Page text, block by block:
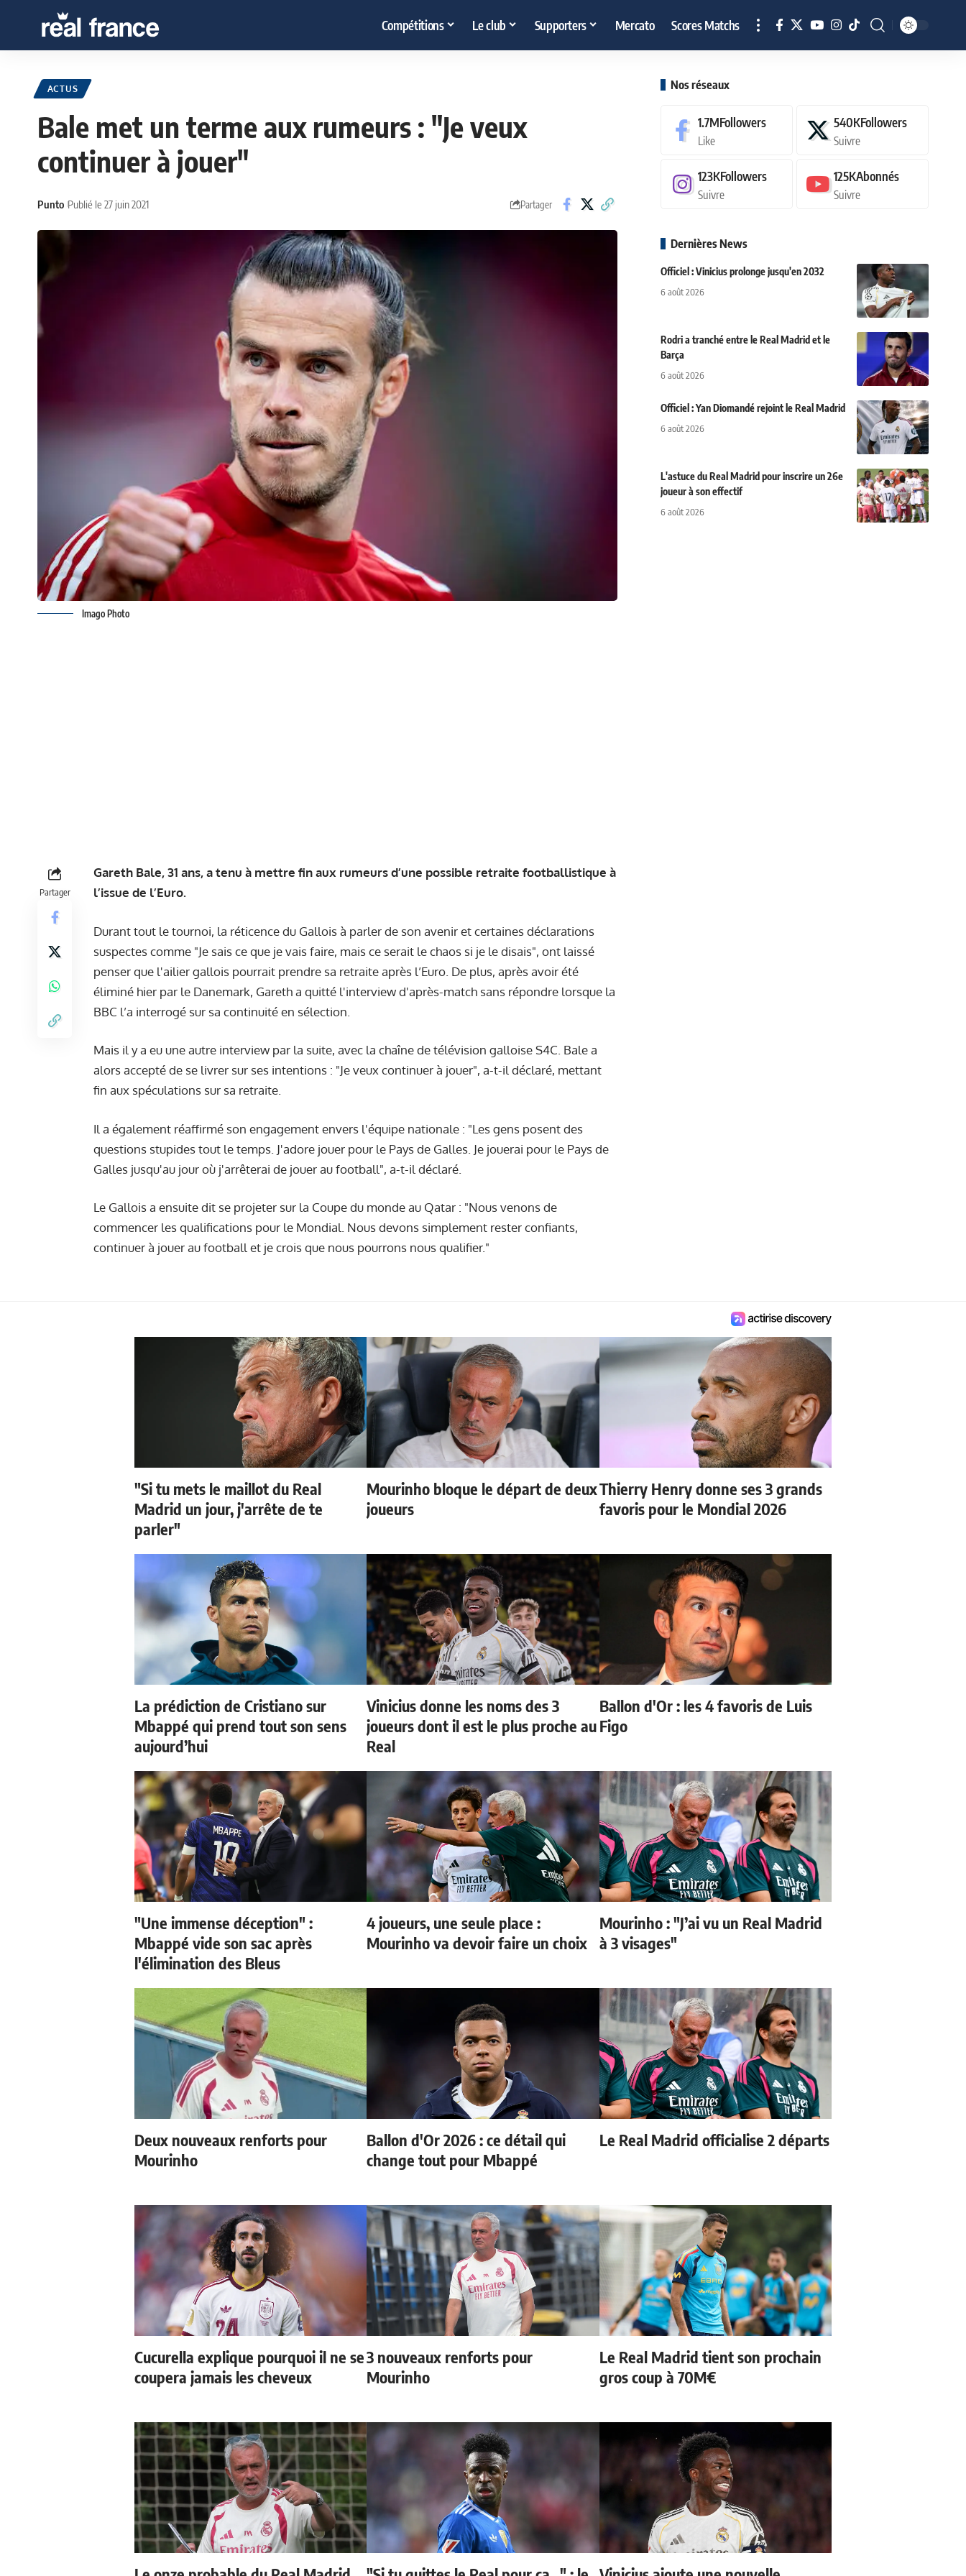
Compétitions Le club Supporters Mercato Scores Matchs
ACTUS
Bale met un terme aux rumeurs : "Je veux
continuer à jouer"
Punto Publié le 27 juin 2021 Partager
Imago Photo
Partager
Gareth Bale, 31 ans, a tenu à mettre fin aux rumeurs d’une possible retraite footballistique à
l’issue de l’Euro.
Durant tout le tournoi, la réticence du Gallois à parler de son avenir et certaines déclarations
suspectes comme "Je sais ce que je vais faire, mais ce serait le chaos si je le disais", ont laissé
penser que l'ailier gallois pourrait prendre sa retraite après l’Euro. De plus, après avoir été
éliminé hier par le Danemark, Gareth a quitté l'interview d'après-match sans répondre lorsque la
BBC l’a interrogé sur sa continuité en sélection.
Mais il y a eu une autre interview par la suite, avec la chaîne de télévision galloise S4C. Bale a
alors accepté de se livrer sur ses intentions : "Je veux continuer à jouer", a-t-il déclaré, mettant
fin aux spéculations sur sa retraite.
Il a également réaffirmé son engagement envers l'équipe nationale : "Les gens posent des
questions stupides tout le temps. J'adore jouer pour le Pays de Galles. Je jouerai pour le Pays de
Galles jusqu'au jour où j'arrêterai de jouer au football", a-t-il déclaré.
Le Gallois a ensuite dit se projeter sur la Coupe du monde au Qatar : "Nous venons de
commencer les qualifications pour le Mondial. Nous devons simplement rester confiants,
continuer à jouer au football et je crois que nous pourrons nous qualifier."
Nos réseaux
1.7MFollowers
Like
540KFollowers
Suivre
123KFollowers
Suivre
125KAbonnés
Suivre
Dernières News
Officiel : Vinicius prolonge jusqu'en 2032
6 août 2026
Rodri a tranché entre le Real Madrid et le
Barça
6 août 2026
Officiel : Yan Diomandé rejoint le Real Madrid
6 août 2026
L'astuce du Real Madrid pour inscrire un 26e
joueur à son effectif
6 août 2026
"Si tu mets le maillot du Real
Madrid un jour, j'arrête de te
parler"
Mourinho bloque le départ de deux
joueurs
Thierry Henry donne ses 3 grands
favoris pour le Mondial 2026
La prédiction de Cristiano sur
Mbappé qui prend tout son sens
aujourd’hui
Vinicius donne les noms des 3
joueurs dont il est le plus proche au
Real
Ballon d'Or : les 4 favoris de Luis
Figo
"Une immense déception" :
Mbappé vide son sac après
l'élimination des Bleus
4 joueurs, une seule place :
Mourinho va devoir faire un choix
Mourinho : "J’ai vu un Real Madrid
à 3 visages"
Deux nouveaux renforts pour
Mourinho
Ballon d'Or 2026 : ce détail qui
change tout pour Mbappé
Le Real Madrid officialise 2 départs
Cucurella explique pourquoi il ne se
coupera jamais les cheveux
3 nouveaux renforts pour
Mourinho
Le Real Madrid tient son prochain
gros coup à 70M€